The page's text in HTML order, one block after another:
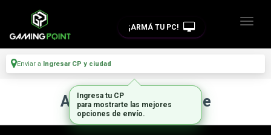
¡ARMÁ TU PC!
Enviar a Ingresar CP y ciudad
Artículo no disponible
Ingresa tu CP
para mostrarte las mejores
opciones de envío.